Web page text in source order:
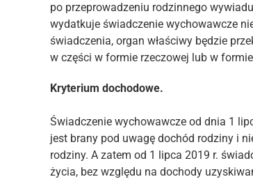
po przeprowadzeniu rodzinnego
wydatkuje świadczenie wychowawcze
świadczenia, organ właściwy będzie
w części w formie rzeczowej lub w formie
Kryterium dochodowe.
Świadczenie wychowawcze od dnia 1
jest brany pod uwagę dochód rodziny i
rodziny. A zatem od 1 lipca 2019 r.
życia, bez względu na dochody